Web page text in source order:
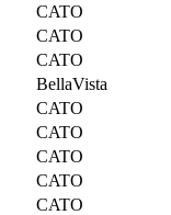
CATO
CATO
CATO
BellaVista
CATO
CATO
CATO
CATO
CATO